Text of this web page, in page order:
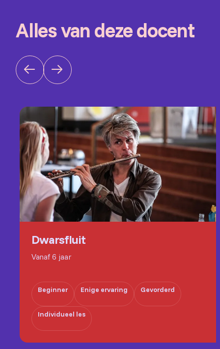
Alles van deze docent
Dwarsfluit
Vanaf 6 jaar
Beginner Enige ervaring Gevorderd
Individueel les